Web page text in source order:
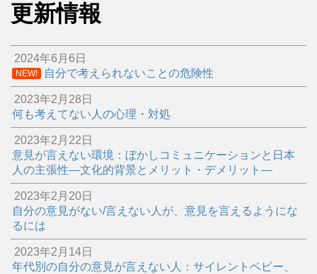
更新情報
2024年6月6日
NEW! 自分で考えられないことの危険性
2023年2月28日
何も考えてない人の心理・対処
2023年2月22日
意見が言えない環境：ぼかしコミュニケーションと日本
人の主張性―文化的背景とメリット・デメリット―
2023年2月20日
自分の意見がない/言えない人が、意見を言えるようにな
るには
2023年2月14日
年代別の自分の意見が言えない人：サイレントベビー、